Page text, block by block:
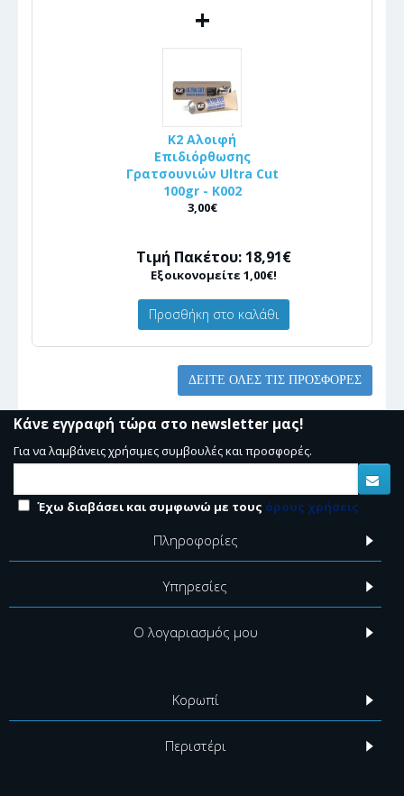
+
K2 Αλοιφή
Επιδιόρθωσης
Γρατσουνιών Ultra Cut
100gr - Κ002
3,00€
Τιμή Πακέτου: 18,91€
Εξοικονομείτε 1,00€!
Προσθήκη στο καλάθι
ΔΕΊΤΕ ΌΛΕΣ ΤΙΣ ΠΡΟΣΦΟΡΈΣ
Κάνε εγγραφή τώρα στο newsletter μας!
Για να λαμβάνεις χρήσιμες συμβουλές και προσφορές.
Έχω διαβάσει και συμφωνώ με τους όρους χρήσεις
Πληροφορίες
Υπηρεσίες
Ο λογαριασμός μου
Κορωπί
Περιστέρι